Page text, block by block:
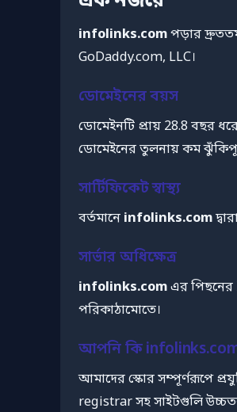
infolinks.comপড়ার
GoDaddy.com, LLC।
ডোমেইনের বয়স
ডোমেইনটি প্রায় 28.8 বছর
ডোমেইনের তুলনায় কম
সার্টিফিকেট স্বাস্থ্য
বর্তমানে infolinks.com
সার্ভার অধিক্ষেত্র
infolinks.comএর পিছনের
পরিকাঠামোতে।
আপনি কি infolinks.com
আমাদের স্কোর সম্পূর্ণরূপে
registrar সহ সাইটগুলি